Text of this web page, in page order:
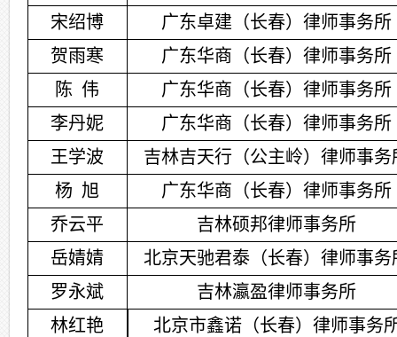
宋绍博
广东卓建（长春）律师事务所
贺雨寒
广东华商（长春）律师事务所
陈 伟
广东华商（长春）律师事务所
李丹妮
广东华商（长春）律师事务所
王学波
吉林吉天行（公主岭）律师事务
杨 旭
广东华商（长春）律师事务所
乔云平
吉林硕邦律师事务所
岳婧婧
北京天驰君泰（长春）律师事务
罗永斌
吉林瀛盈律师事务所
林红艳
北京市鑫诺（长春）律师事务